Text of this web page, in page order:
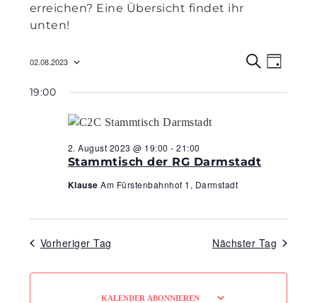
erreichen? Eine Übersicht findet ihr
unten!
C
T
G
02.08.2023
wählen.
19:00
Stammtisch der RG Darmstadt
2. August 2023 @ 19:00 -21:00
KlauseAm Fürstenbahnhof 1, Darmstadt
Vorheriger Tag Nächster Tag
KALENDER ABONNIEREN